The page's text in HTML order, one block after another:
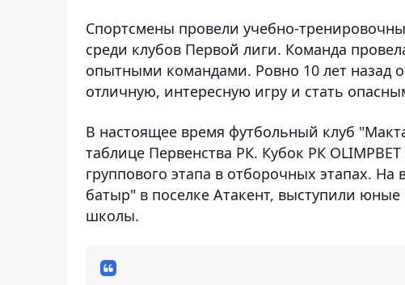
Спортсмены провели учебно-
среди клубов Первой лиги. Команда
опытными командами. Ровно 10 лет назад
отличную, интересную игру и стать
В настоящее время футбольный клуб
таблице Первенства РК. Кубок РК
группового этапа в отборочных этапах.
батыр" в поселке Атакент, выступили
школы.